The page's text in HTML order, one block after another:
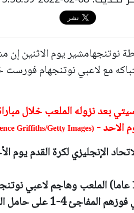
نوتنجهامشير يوم الاثنين
مع لاعبي نوتنجهام فورست
بعد نزوله الملعب خلال
الاحد - (Photo by Laurence Griffiths/Getty Images)
الإنجليزي لكرة القدم
واقتحم كاميرون تونر (19 عاما) الملعب وهاجم
احتفالهم بالهدف